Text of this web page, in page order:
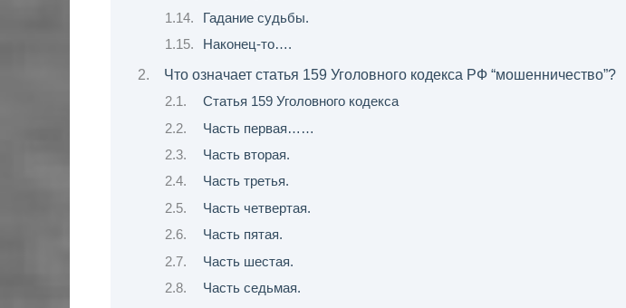
Гадание судьбы.
Наконец-то….
Что означает статья 159 Уголовного кодекса РФ “мошенничество”?
Статья 159 Уголовного кодекса
Часть первая……
Часть вторая.
Часть третья.
Часть четвертая.
Часть пятая.
Часть шестая.
Часть седьмая.